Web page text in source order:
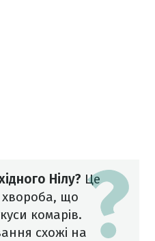
Нілу? Це
хвороба, що
комарів.
схожі на